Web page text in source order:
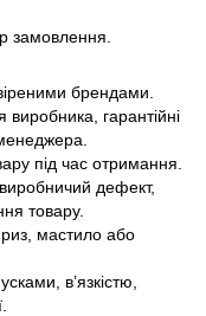
замовлення.
брендами.
гарантійні
під час отримання.
дефект,
товару.
мастило або
в’язкістю,